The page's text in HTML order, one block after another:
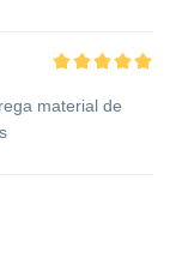
material de